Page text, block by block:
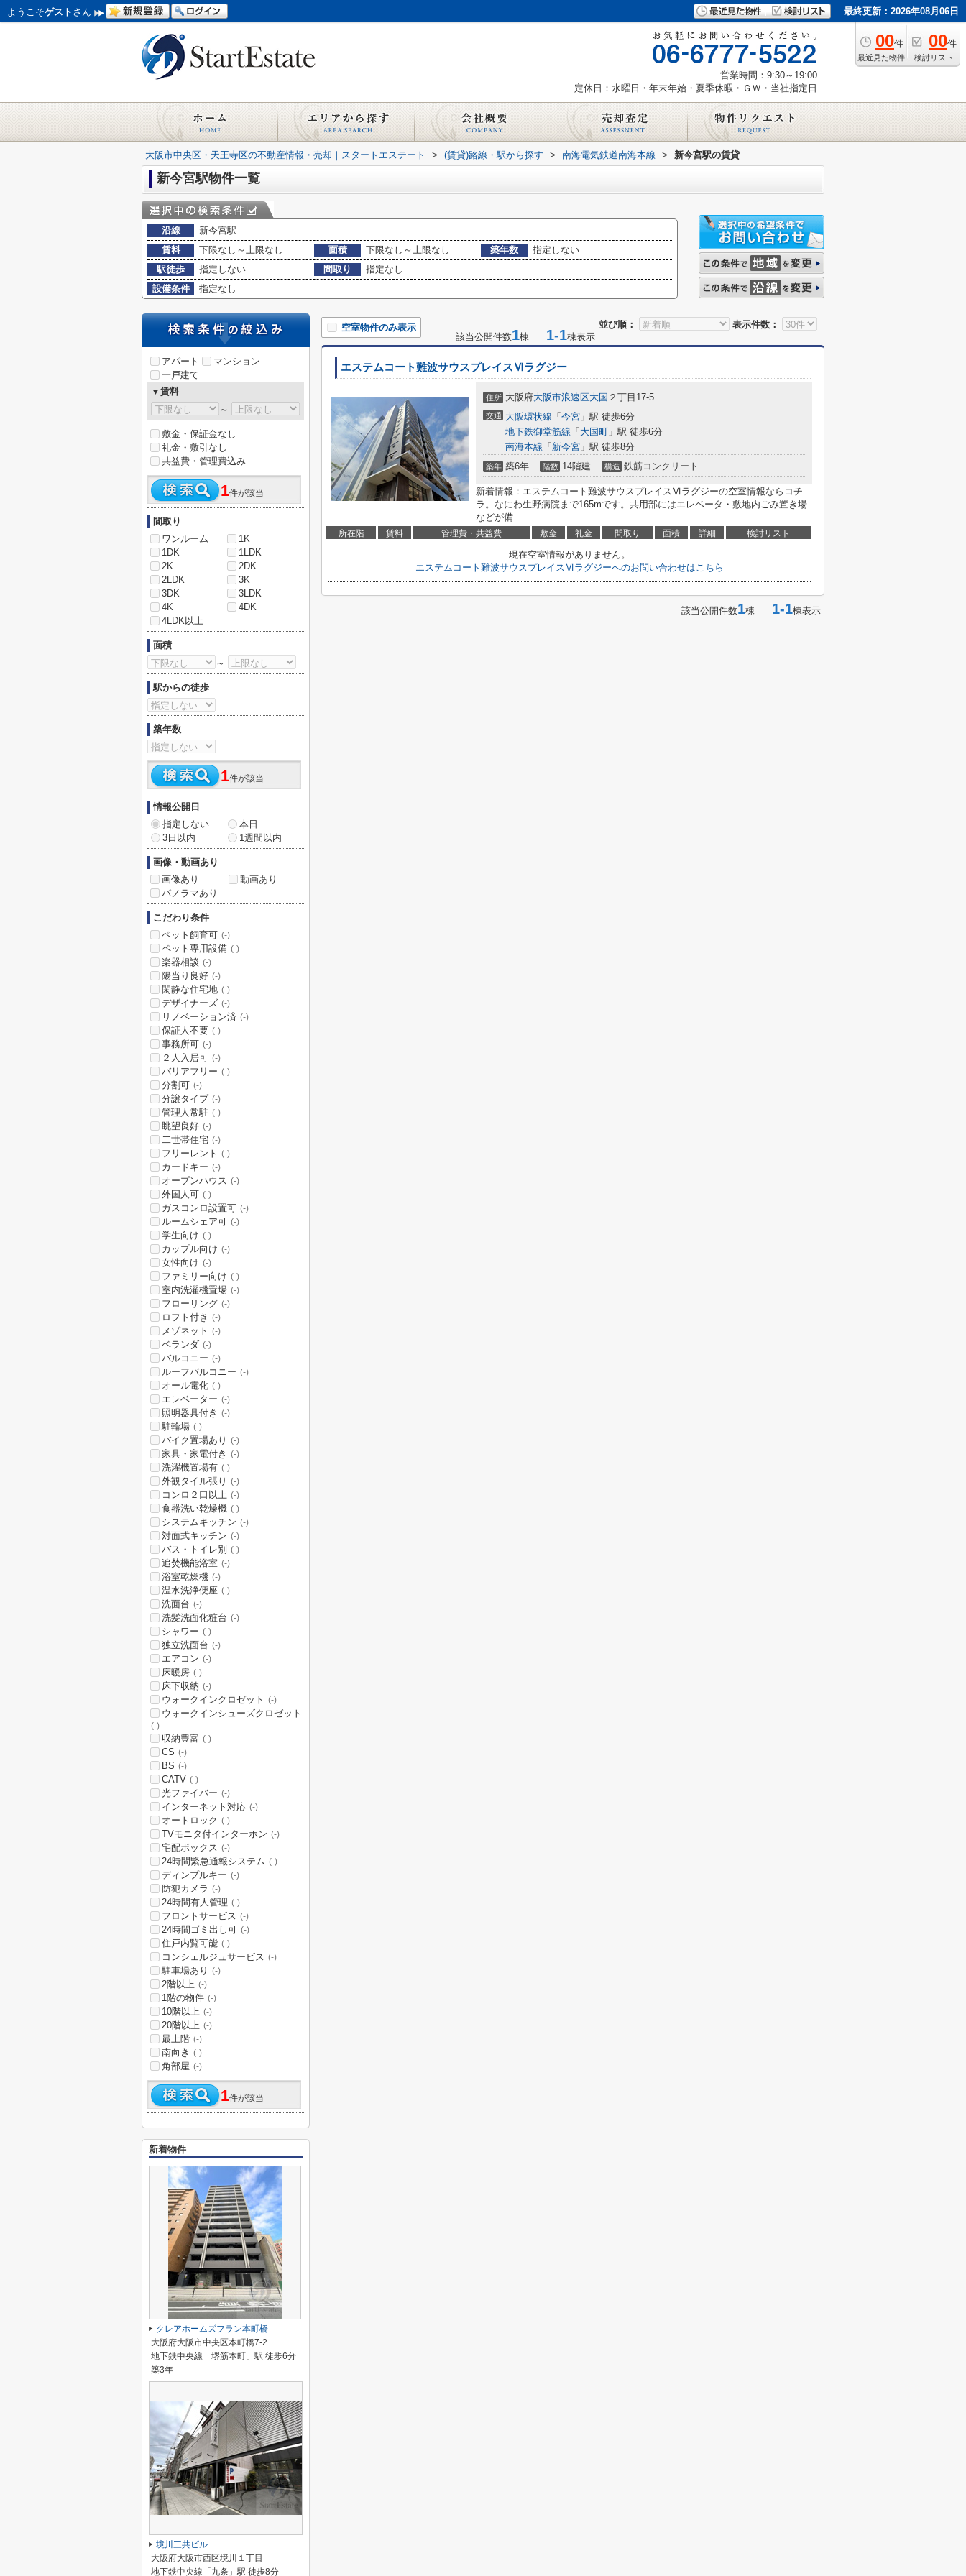
ようこそゲスト さん 最終更新：2026年08月06日
00件
最近見た物件
00件
検討リスト
営業時間：9:30～19:00
定休日：水曜日・年末年始・夏季休暇・ＧＷ・当社指定日
大阪市中央区・天王寺区の不動産情報・売却｜スタートエステート > (賃貸)路線・駅から探す > 南海電気鉄道南海本線 > 新今宮駅の賃貸
新今宮駅物件一覧
沿線
新今宮駅
賃料
下限なし～上限なし 面積 下限なし～上限なし 築年数
指定しない
駅徒歩
指定しない 間取り
指定なし
設備条件
指定なし
並び順： 表示件数：
空室物件のみ表示
該当公開件数1棟 1-1棟表示
エステムコート難波サウスプレイスⅥラグジー
住所 大阪府大阪市浪速区大国 ２丁目17-5
交通 大阪環状線 「 今宮 」駅 徒歩6分
地下鉄御堂筋線 「 大国町 」駅 徒歩6分
南海本線 「 新今宮 」駅 徒歩8分
築年 築6年 階数 14階建 構造 鉄筋コンクリート
新着情報：エステムコート難波サウスプレイスⅥラグジーの空室情報ならコチ
ラ。なにわ生野病院まで165mです。共用部にはエレベータ・敷地内ごみ置き場
などが備...
所在階 賃料 管理費・共益費 敷金 礼金 間取り 面積 詳細 検討リスト
現在空室情報がありません。
エステムコート難波サウスプレイスⅥラグジーへのお問い合わせはこちら
該当公開件数1棟 1-1棟表示
アパート
マンション
一戸建て
▼賃料
～
敷金・保証金なし
礼金・敷引なし
共益費・管理費込み
1件が該当
間取り
ワンルーム
1K
1DK
1LDK
2K
2DK
2LDK
3K
3DK
3LDK
4K
4DK
4LDK以上
面積
～
駅からの徒歩
築年数
1件が該当
情報公開日
指定しない
本日
3日以内
1週間以内
画像・動画あり
画像あり
動画あり
パノラマあり
こだわり条件
ペット飼育可 (-)
ペット専用設備 (-)
楽器相談 (-)
陽当り良好 (-)
閑静な住宅地 (-)
デザイナーズ (-)
リノベーション済 (-)
保証人不要 (-)
事務所可 (-)
２人入居可 (-)
バリアフリー (-)
分割可 (-)
分譲タイプ (-)
管理人常駐 (-)
眺望良好 (-)
二世帯住宅 (-)
フリーレント (-)
カードキー (-)
オープンハウス (-)
外国人可 (-)
ガスコンロ設置可 (-)
ルームシェア可 (-)
学生向け (-)
カップル向け (-)
女性向け (-)
ファミリー向け (-)
室内洗濯機置場 (-)
フローリング (-)
ロフト付き (-)
メゾネット (-)
ベランダ (-)
バルコニー (-)
ルーフバルコニー (-)
オール電化 (-)
エレベーター (-)
照明器具付き (-)
駐輪場 (-)
バイク置場あり (-)
家具・家電付き (-)
洗濯機置場有 (-)
外観タイル張り (-)
コンロ２口以上 (-)
食器洗い乾燥機 (-)
システムキッチン (-)
対面式キッチン (-)
バス・トイレ別 (-)
追焚機能浴室 (-)
浴室乾燥機 (-)
温水洗浄便座 (-)
洗面台 (-)
洗髪洗面化粧台 (-)
シャワー (-)
独立洗面台 (-)
エアコン (-)
床暖房 (-)
床下収納 (-)
ウォークインクロゼット (-)
ウォークインシューズクロゼット
(-)
収納豊富 (-)
CS (-)
BS (-)
CATV (-)
光ファイバー (-)
インターネット対応 (-)
オートロック (-)
TVモニタ付インターホン (-)
宅配ボックス (-)
24時間緊急通報システム (-)
ディンプルキー (-)
防犯カメラ (-)
24時間有人管理 (-)
フロントサービス (-)
24時間ゴミ出し可 (-)
住戸内覧可能 (-)
コンシェルジュサービス (-)
駐車場あり (-)
2階以上 (-)
1階の物件 (-)
10階以上 (-)
20階以上 (-)
最上階 (-)
南向き (-)
角部屋 (-)
1件が該当
新着物件
クレアホームズフラン本町橋
大阪府大阪市中央区本町橋7-2
地下鉄中央線「堺筋本町」駅 徒歩6分
築3年
境川三共ビル
大阪府大阪市西区境川１丁目
地下鉄中央線「九条」駅 徒歩8分